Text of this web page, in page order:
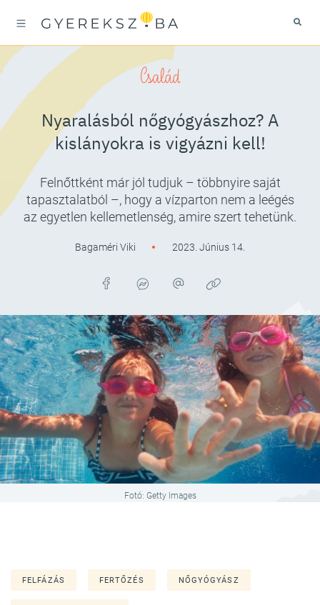
Család
Nyaralásból nőgyógyászhoz? A
kislányokra is vigyázni kell!
Felnőttként már jól tudjuk – többnyire saját
tapasztalatból –, hogy a vízparton nem a leégés
az egyetlen kellemetlenség, amire szert tehetünk.
Bagaméri Viki 2023. Június 14.
Fotó: Getty Images
FELFÁZÁS FERTŐZÉS NŐGYÓGYÁSZ